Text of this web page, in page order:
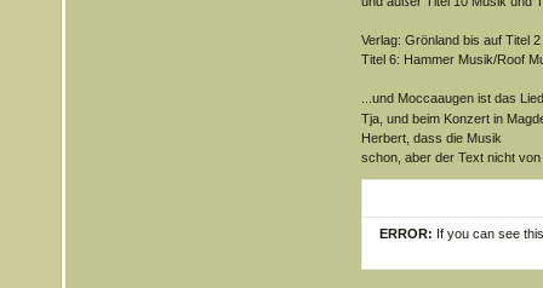
Verlag: Grönland bis auf Titel
Titel 6: Hammer Musik/Roof
...und Moccaaugen ist das
Tja, und beim Konzert in
Herbert, dass die Musik
schon, aber der Text nicht
ERROR: If you can see